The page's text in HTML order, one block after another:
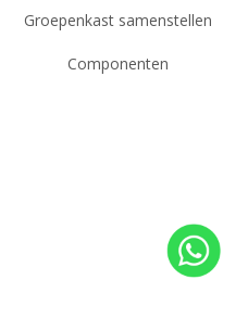
Groepenkast samenstellen
Componenten